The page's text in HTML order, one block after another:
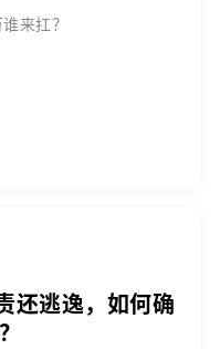
来扛？
还逃逸，如何确